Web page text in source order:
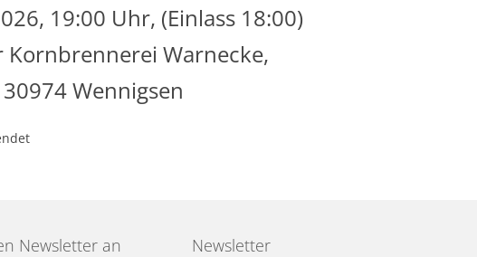
19:00 Uhr, (Einlass 18:00)
Warnecke,
Wennigsen
Newsletter an Newsletter